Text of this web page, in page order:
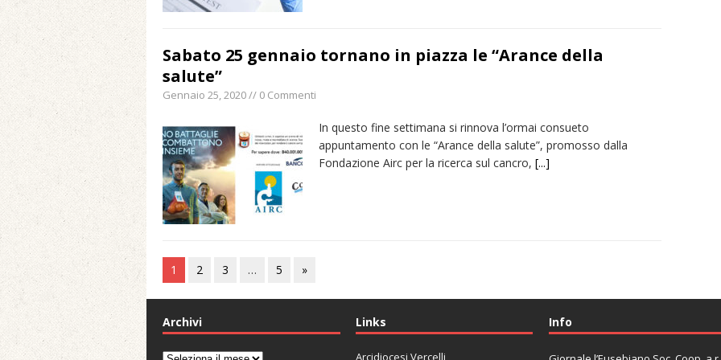
Sabato 25 gennaio tornano in piazza le “Arance della
salute”
Gennaio 25, 2020 // 0 Commenti
In questo fine settimana si rinnova l’ormai consueto
appuntamento con le “Arance della salute”, promosso dalla
Fondazione Airc per la ricerca sul cancro, [...]
1 2 3 … 5 »
Archivi Links
Arcidiocesi Vercelli
Info